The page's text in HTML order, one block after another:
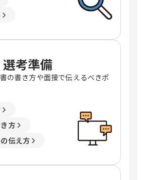
考準備
の書き方や面接で伝えるべきポ
方
伝え方